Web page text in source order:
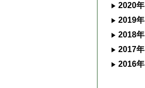
2020年
2019年
2018年
2017年
2016年